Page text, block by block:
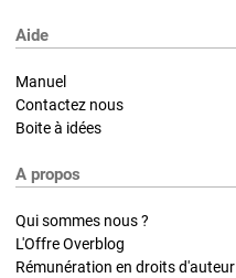
Aide
Manuel
Contactez nous
Boite à idées
A propos
Qui sommes nous ?
L'Offre Overblog
Rémunération en droits d'auteur